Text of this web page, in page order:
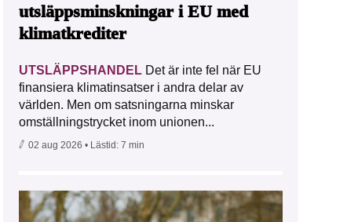
utsläppsminskningar i EU med
klimatkrediter
UTSLÄPPSHANDEL Det är inte fel när EU
finansiera klimatinsatser i andra delar av
världen. Men om satsningarna minskar
omställningstrycket inom unionen...
02 aug 2026 • Lästid: 7 min